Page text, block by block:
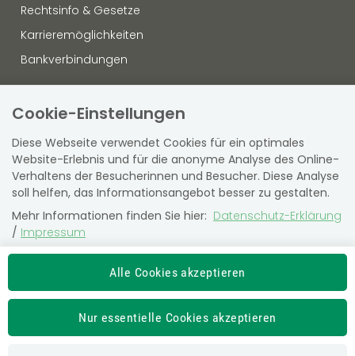
Cookie-Einstellungen
Diese Webseite verwendet Cookies für ein optimales
Website-Erlebnis und für die anonyme Analyse des Online-
Verhaltens der Besucherinnen und Besucher. Diese Analyse
soll helfen, das Informationsangebot besser zu gestalten.
Mehr Informationen finden Sie hier: Datenschutz-Erklärung
/ Impressum
Die Einstellung können Sie jederzeit auf der Seite
Datenschutz-Erklärung" ändern.
Alle Cookies akzeptieren
Nur essentielle Cookies akzeptieren
Rechtsinfo & Gesetze
Karrieremöglichkeiten
Bankverbindungen
OFFENLEGUNG
Hinweisgebersystem
Sitemap
Virtuelle Amtstafel
SVS-Kundencenter Newsroom SV Partner